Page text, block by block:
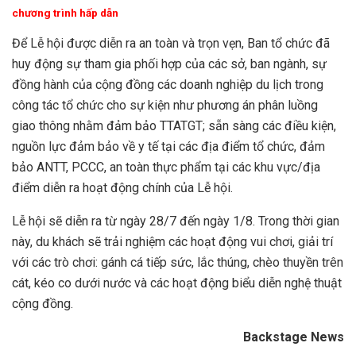
chương trình hấp dẫn
Để Lễ hội được diễn ra an toàn và trọn vẹn, Ban tổ chức đã
huy động sự tham gia phối hợp của các sở, ban ngành, sự
đồng hành của cộng đồng các doanh nghiệp du lịch trong
công tác tổ chức cho sự kiện như phương án phân luồng
giao thông nhằm đảm bảo TTATGT; sẵn sàng các điều kiện,
nguồn lực đảm bảo về y tế tại các địa điểm tổ chức, đảm
bảo ANTT, PCCC, an toàn thực phẩm tại các khu vực/địa
điểm diễn ra hoạt động chính của Lễ hội.
Lễ hội sẽ diễn ra từ ngày 28/7 đến ngày 1/8. Trong thời gian
này, du khách sẽ trải nghiệm các hoạt động vui chơi, giải trí
với các trò chơi: gánh cá tiếp sức, lắc thúng, chèo thuyền trên
cát, kéo co dưới nước và các hoạt động biểu diễn nghệ thuật
cộng đồng.
Backstage News